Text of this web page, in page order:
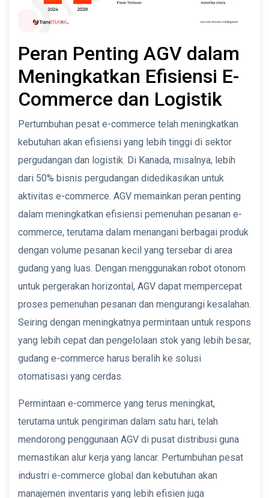
Peran Penting AGV dalam
Meningkatkan Efisiensi E-
Commerce dan Logistik
Pertumbuhan pesat e-commerce telah meningkatkan
kebutuhan akan efisiensi yang lebih tinggi di sektor
pergudangan dan logistik. Di Kanada, misalnya, lebih
dari 50% bisnis pergudangan didedikasikan untuk
aktivitas e-commerce. AGV memainkan peran penting
dalam meningkatkan efisiensi pemenuhan pesanan e-
commerce, terutama dalam menangani berbagai produk
dengan volume pesanan kecil yang tersebar di area
gudang yang luas. Dengan menggunakan robot otonom
untuk pergerakan horizontal, AGV dapat mempercepat
proses pemenuhan pesanan dan mengurangi kesalahan.
Seiring dengan meningkatnya permintaan untuk respons
yang lebih cepat dan pengelolaan stok yang lebih besar,
gudang e-commerce harus beralih ke solusi
otomatisasi yang cerdas.
Permintaan e-commerce yang terus meningkat,
terutama untuk pengiriman dalam satu hari, telah
mendorong penggunaan AGV di pusat distribusi guna
memastikan alur kerja yang lancar. Pertumbuhan pesat
industri e-commerce global dan kebutuhan akan
manajemen inventaris yang lebih efisien juga